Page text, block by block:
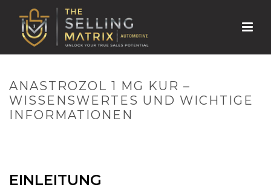
ANASTROZOL 1 MG KUR –
WISSENSWERTES UND WICHTIGE
INFORMATIONEN
EINLEITUNG